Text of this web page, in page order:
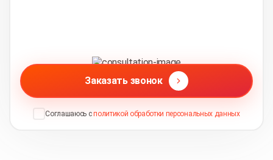
Заказать звонок
Соглашаюсь с политикой обработки персональных данных